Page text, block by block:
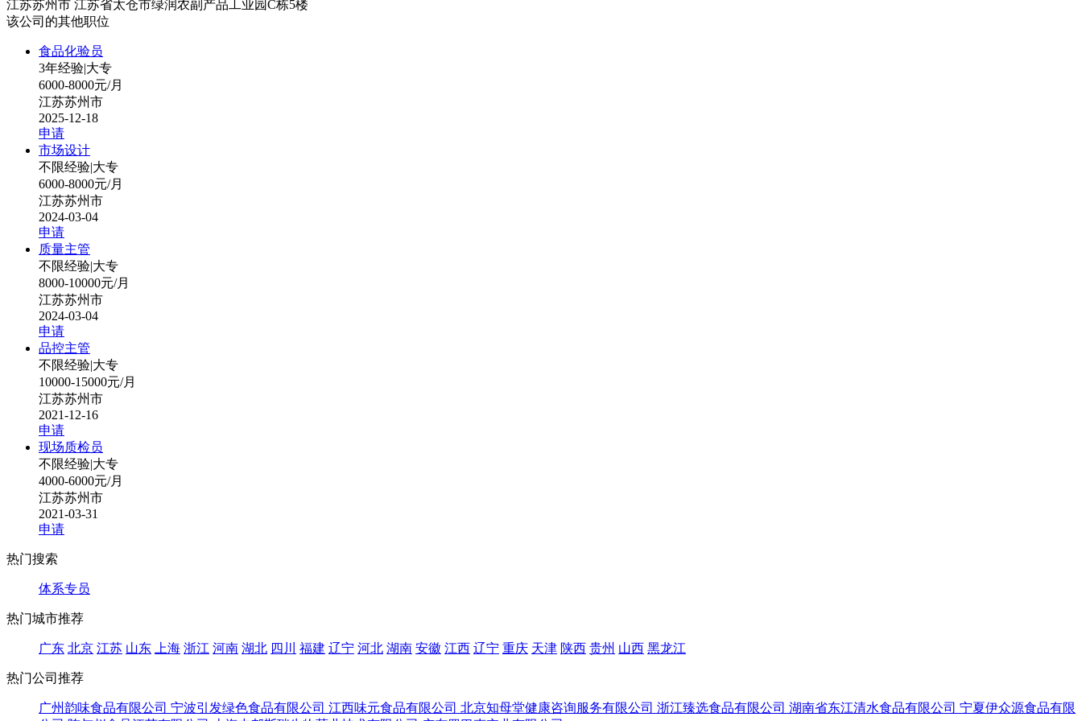
江苏苏州市 江苏省太仓市绿润农副产品工业园C栋5楼
该公司的其他职位
食品化验员
3年经验|大专
6000-8000元/月
江苏苏州市
2025-12-18
申请
市场设计
不限经验|大专
6000-8000元/月
江苏苏州市
2024-03-04
申请
质量主管
不限经验|大专
8000-10000元/月
江苏苏州市
2024-03-04
申请
品控主管
不限经验|大专
10000-15000元/月
江苏苏州市
2021-12-16
申请
现场质检员
不限经验|大专
4000-6000元/月
江苏苏州市
2021-03-31
申请
热门搜索
体系专员
热门城市推荐
广东 北京 江苏 山东 上海 浙江 河南 湖北 四川 福建 辽宁 河北 湖南 安徽 江西 辽宁 重庆 天津 陕西 贵州 山西 黑龙江
热门公司推荐
广州韵味食品有限公司 宁波引发绿色食品有限公司 江西味元食品有限公司 北京知母堂健康咨询服务有限公司 浙江臻选食品有限公司 湖南省东江清水食品有限公司 宁夏伊众源食品有限